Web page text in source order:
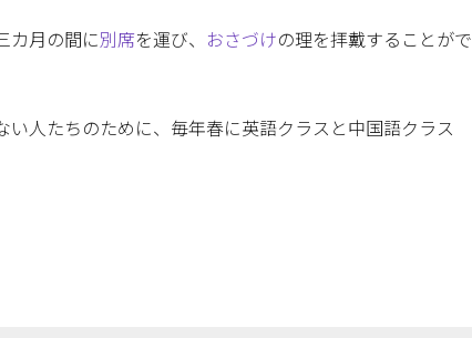
カ月の間に別席を運び、 おさづけの理を拝戴することがで
人たちのために、毎年春に英語クラスと中国語クラス